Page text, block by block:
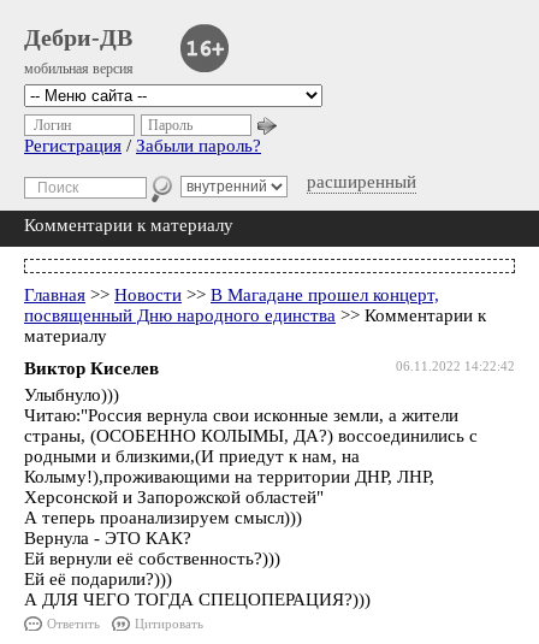
Дебри-ДВ
мобильная версия
расширенный
Логин Пароль
Регистрация / Забыли пароль?
Комментарии к материалу
Главная >> Новости >> В Магадане прошел концерт,
посвященный Дню народного единства >> Комментарии к
материалу
06.11.2022 14:22:42
Виктор Киселев
Улыбнуло)))
Читаю:"Россия вернула свои исконные земли, а жители
страны, (ОСОБЕННО КОЛЫМЫ, ДА?) воссоединились с
родными и близкими,(И приедут к нам, на
Колыму!),проживающими на территории ДНР, ЛНР,
Херсонской и Запорожской областей"
А теперь проанализируем смысл)))
Вернула - ЭТО КАК?
Ей вернули её собственность?)))
Ей её подарили?)))
А ДЛЯ ЧЕГО ТОГДА СПЕЦОПЕРАЦИЯ?)))
Ответить Цитировать